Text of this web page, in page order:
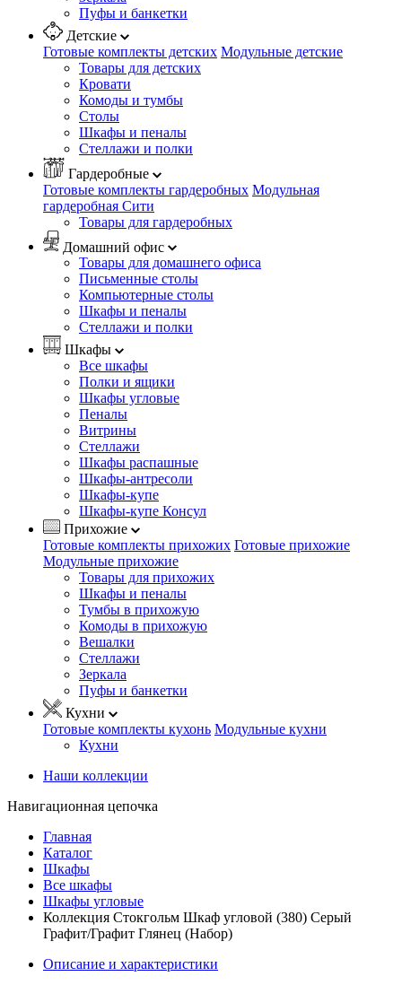
Пуфы и банкетки
Детские
Готовые комплекты детских Модульные детские
Товары для детских
Кровати
Комоды и тумбы
Столы
Шкафы и пеналы
Стеллажи и полки
Гардеробные
Готовые комплекты гардеробных Модульная
гардеробная Сити
Товары для гардеробных
Домашний офис
Товары для домашнего офиса
Письменные столы
Компьютерные столы
Шкафы и пеналы
Стеллажи и полки
Шкафы
Все шкафы
Полки и ящики
Шкафы угловые
Пеналы
Витрины
Стеллажи
Шкафы распашные
Шкафы-антресоли
Шкафы-купе
Шкафы-купе Консул
Прихожие
Готовые комплекты прихожих Готовые прихожие
Модульные прихожие
Товары для прихожих
Шкафы и пеналы
Тумбы в прихожую
Комоды в прихожую
Вешалки
Стеллажи
Зеркала
Пуфы и банкетки
Кухни
Готовые комплекты кухонь Модульные кухни
Кухни
Наши коллекции
Навигационная цепочка
Главная
Каталог
Шкафы
Все шкафы
Шкафы угловые
Коллекция Стокгольм Шкаф угловой (380) Серый
Графит/Графит Глянец (Набор)
Описание и характеристики